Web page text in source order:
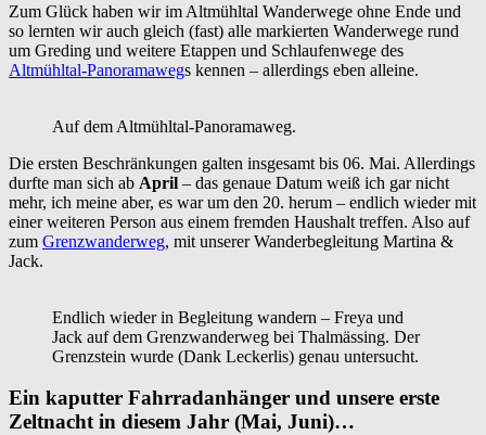
Zum Glück haben wir im Altmühltal Wanderwege ohne Ende und
so lernten wir auch gleich (fast) alle markierten Wanderwege rund
um Greding und weitere Etappen und Schlaufenwege des
Altmühltal-Panoramawegs kennen – allerdings eben alleine.
Auf dem Altmühltal-Panoramaweg.
Die ersten Beschränkungen galten insgesamt bis 06. Mai. Allerdings
durfte man sich ab April – das genaue Datum weiß ich gar nicht
mehr, ich meine aber, es war um den 20. herum – endlich wieder mit
einer weiteren Person aus einem fremden Haushalt treffen. Also auf
zum Grenzwanderweg, mit unserer Wanderbegleitung Martina &
Jack.
Endlich wieder in Begleitung wandern – Freya und
Jack auf dem Grenzwanderweg bei Thalmässing. Der
Grenzstein wurde (Dank Leckerlis) genau untersucht.
Ein kaputter Fahrradanhänger und unsere erste
Zeltnacht in diesem Jahr (Mai, Juni)…